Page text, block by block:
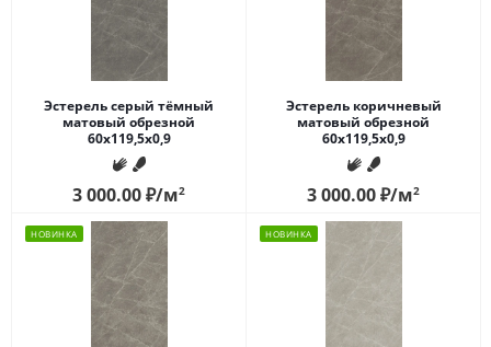
Эстерель серый тёмный
матовый обрезной
60x119,5x0,9
3 000.00₽/м2
Эстерель коричневый
матовый обрезной
60x119,5x0,9
3 000.00₽/м2
НОВИНКА НОВИНКА